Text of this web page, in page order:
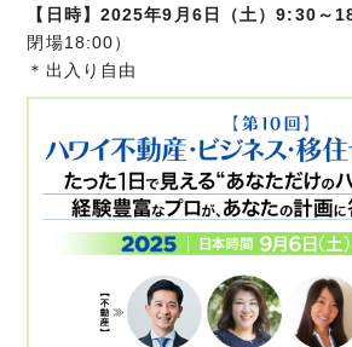
【日時】2025年9月6日（土）9:30～
閉場18:00）
＊出入り自由